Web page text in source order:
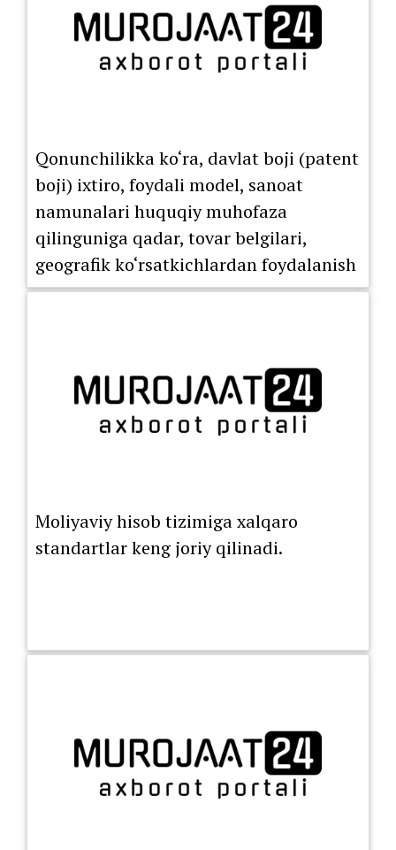
Qonunchilikka ko‘ra, davlat boji (patent
boji) ixtiro, foydali model, sanoat
namunalari huquqiy muhofaza
qilinguniga qadar, tovar belgilari,
geografik ko‘rsatkichlardan foydalanish
huquqini berish bo‘yicha litsenziya
Moliyaviy hisob tizimiga xalqaro
standartlar keng joriy qilinadi.